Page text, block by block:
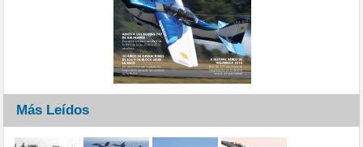
Más Leídos